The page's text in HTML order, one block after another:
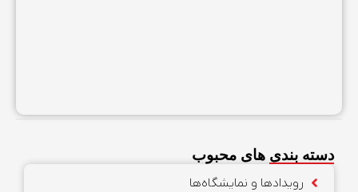
دسته بندی های محبوب
رویدادها و نمایشگاه‌ها